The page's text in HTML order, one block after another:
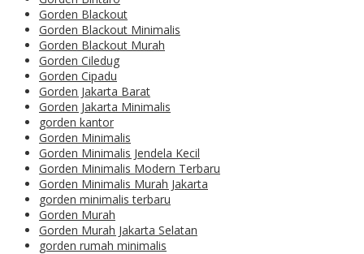
Gorden Blackout
Gorden Blackout Minimalis
Gorden Blackout Murah
Gorden Ciledug
Gorden Cipadu
Gorden Jakarta Barat
Gorden Jakarta Minimalis
gorden kantor
Gorden Minimalis
Gorden Minimalis Jendela Kecil
Gorden Minimalis Modern Terbaru
Gorden Minimalis Murah Jakarta
gorden minimalis terbaru
Gorden Murah
Gorden Murah Jakarta Selatan
gorden rumah minimalis